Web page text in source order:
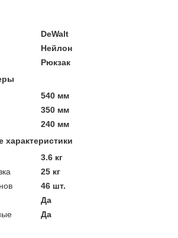
DeWalt
Нейлон
Рюкзак
540 мм
350 мм
240 мм
характеристики
3.6 кг
25 кг
46 шт.
Да
Да